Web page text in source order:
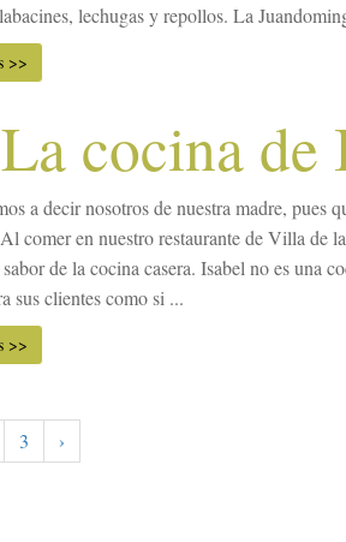
lechugas y repollos. La
>>
La cocina de
a decir nosotros de nuestra madre, pues
comer en nuestro restaurante de Villa de
de la cocina casera. Isabel no es una
sus clientes como si ...
>>
3 ›